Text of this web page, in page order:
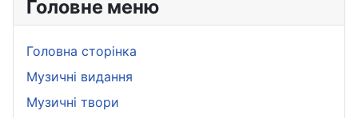
Головне меню
Головна сторінка
Музичні видання
Музичні твори